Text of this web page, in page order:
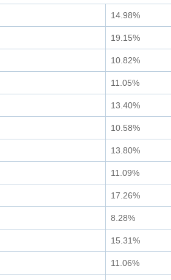
14.98%
19.15%
10.82%
11.05%
13.40%
10.58%
13.80%
11.09%
17.26%
8.28%
15.31%
11.06%